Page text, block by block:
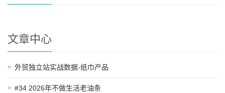
文章中心
外贸独立站实战数据-纸巾产品
#34 2026年不做生活老油条